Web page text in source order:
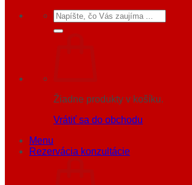
Hľadať:
Žiadne produkty v košíku.
Vrátiť sa do obchodu
Menu
Rezervácia konzultácie